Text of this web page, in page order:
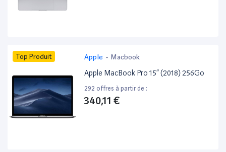
Top Produit Apple - Macbook
Apple MacBook Pro 15” (2018) 256Go
292 offres à partir de :
340,11 €